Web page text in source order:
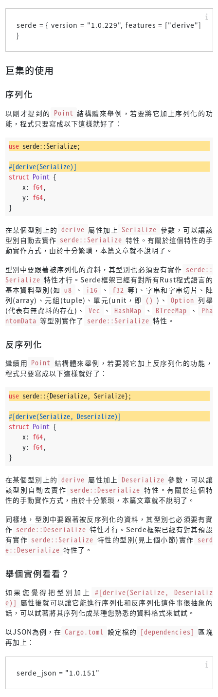
serde = { version = "1.0.229", features = ["derive"]
}
巨集的使用
序列化
以剛才提到的 Point 結構體來舉例，若要將它加上序列化的功
能，程式只要寫成以下這樣就好了：
use serde::Serialize;
#[derive(Serialize)]
struct Point {
    x:
f64,
    y:
f64,
}
在某個型別上的 derive 屬性加上 Serialize 參數，可以讓該
型別自動去實作 serde::Serialize 特性。有關於這個特性的手
動實作方式，由於十分繁瑣，本篇文章就不說明了。
型別中要跟著被序列化的資料，其型別也必須要有實作 serde::
Serialize 特性才行。Serde框架已經有對所有Rust程式語言的
基本資料型別(如 u8 、 i16 、 f32 等)、字串和字串切片、陣
列(array)、元組(tuple)、單元(unit，即 () )、 Option 列舉
(代表有無資料的存在)、
Vec 、 HashMap 、 BTreeMap 、
Pha
ntomData 等型別實作了 serde::Serialize 特性。
反序列化
繼續用 Point 結構體來舉例，若要將它加上反序列化的功能，
程式只要寫成以下這樣就好了：
use serde::{Deserialize, Serialize};
#[derive(Serialize, Deserialize)]
struct Point {
    x:
f64,
    y:
f64,
}
在某個型別上的 derive 屬性加上 Deserialize 參數，可以讓
該型別自動去實作 serde::Deserialize 特性。有關於這個特
性的手動實作方式，由於十分繁瑣，本篇文章就不說明了。
同樣地，型別中要跟著被反序列化的資料，其型別也必須要有實
作 serde::Deserialize 特性才行。Serde框架已經有對其預設
有實作 serde::Serialize 特性的型別(見上個小節)實作 serd
e::Deserialize 特性了。
舉個實例看看？
如果您覺得把型別加上 #[derive(Serialize, Deserializ
e)] 屬性後就可以讓它能進行序列化和反序列化這件事很抽象的
話，可以試著將其序列化成某種您熟悉的資料格式來試試。
以JSON為例，在 Cargo.toml 設定檔的 [dependencies] 區塊
再加上：
serde_json = "1.0.151 "